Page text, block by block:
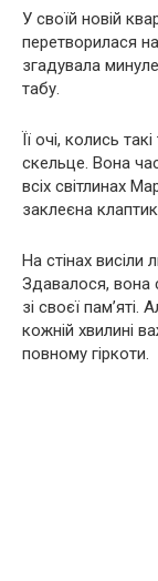
У своїй новій
перетворилася
згадувала
табу.
Її очі, колись
скельце. Вона
всіх світлинах
заклеєна
На стінах висіли
Здавалося, вона
зі своєї
кожній хвилині
повному гіркоти.